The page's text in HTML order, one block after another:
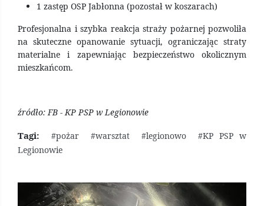
1 zastęp OSP Jabłonna (pozostał w koszarach)
Profesjonalna i szybka reakcja straży pożarnej pozwoliła
na skuteczne opanowanie sytuacji, ograniczając straty
materialne i zapewniając bezpieczeństwo okolicznym
mieszkańcom.
źródło: FB - KP PSP w Legionowie
Tagi: #pożar #warsztat #legionowo
#KP PSP w
Legionowie